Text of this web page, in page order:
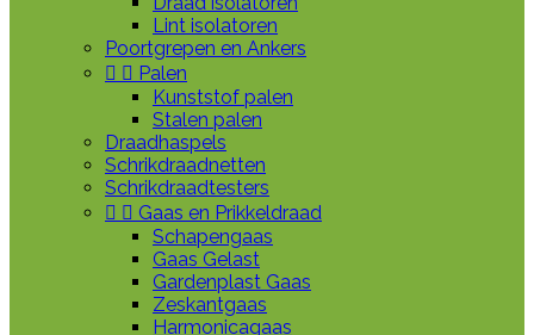
Lint isolatoren
Poortgrepen en Ankers
  Palen
Kunststof palen
Stalen palen
Draadhaspels
Schrikdraadnetten
Schrikdraadtesters
  Gaas en Prikkeldraad
Schapengaas
Gaas Gelast
Gardenplast Gaas
Zeskantgaas
Harmonicagaas